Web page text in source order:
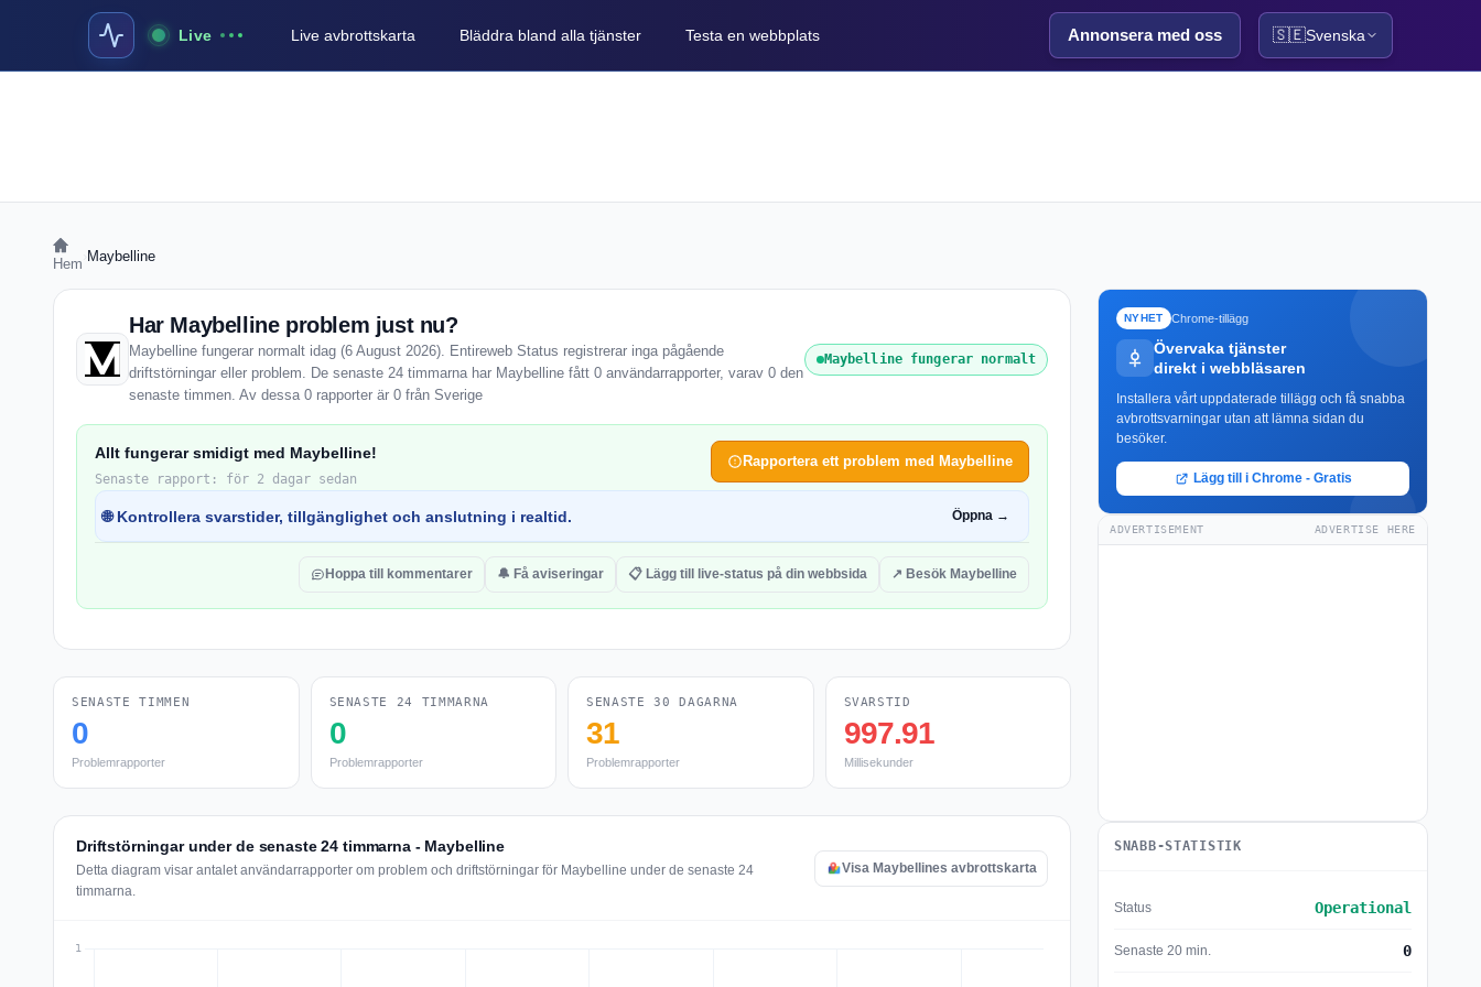
Live Live avbrottskarta Bläddra bland alla tjänster Testa en webbplats Annonsera med oss 🇸🇪Svenska
Hem Maybelline
Har Maybelline problem just nu?
Maybelline fungerar normalt idag (6 August 2026). Entireweb Status registrerar inga pågående
driftstörningar eller problem. De senaste 24 timmarna har Maybelline fått 0 användarrapporter, varav 0 den
senaste timmen. Av dessa 0 rapporter är 0 från Sverige
Maybelline fungerar normalt
Allt fungerar smidigt med Maybelline!
Senaste rapport: för 2 dagar sedan
Rapportera ett problem med Maybelline
🌐 Kontrollera svarstider, tillgänglighet och anslutning i realtid. Öppna →
Hoppa till kommentarer 🔔 Få aviseringar 📋 Lägg till live-status på din webbsida ↗ Besök Maybelline
SENASTE TIMMEN
0
Problemrapporter
SENASTE 24 TIMMARNA
0
Problemrapporter
SENASTE 30 DAGARNA
31
Problemrapporter
SVARSTID
997.91
Millisekunder
Driftstörningar under de senaste 24 timmarna - Maybelline
Detta diagram visar antalet användarrapporter om problem och driftstörningar för Maybelline under de senaste 24
timmarna.
Visa Maybellines avbrottskarta
NYHET Chrome-tillägg
Övervaka tjänster
direkt i webbläsaren
Installera vårt uppdaterade tillägg och få snabba
avbrottsvarningar utan att lämna sidan du
besöker.
Lägg till i Chrome - Gratis
ADVERTISEMENT ADVERTISE HERE
SNABB-STATISTIK
Status Operational
Senaste 20 min. 0